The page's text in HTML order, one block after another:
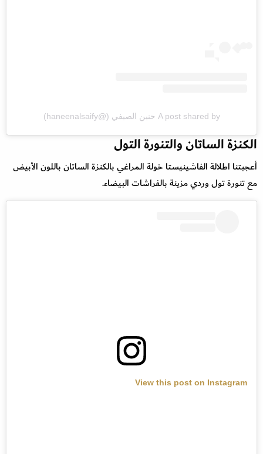
A post shared by حنين الصيفي (@haneenalsaify)
الكنزة الساتان والتنورة التول
أعجبتنا اطلالة الفاشينيستا خولة المراغي بالكنزة الساتان باللون الأبيض
مع تنورة تول وردي مزينة بالفراشات البيضاء.
View this post on Instagram